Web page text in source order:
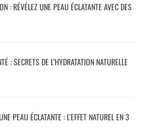
: RÉVÉLEZ UNE PEAU ÉCLATANTE AVEC DES
: SECRETS DE L’HYDRATATION NATURELLE
PEAU ÉCLATANTE : L’EFFET NATUREL EN 3